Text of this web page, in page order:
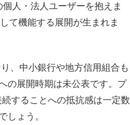
人・法人ユーザーを抱えま
て機能する展開が生まれま
、中小銀行や地方信用組合も
の展開時期は未公表です。プ
することへの抵抗感は一定数
しょう。